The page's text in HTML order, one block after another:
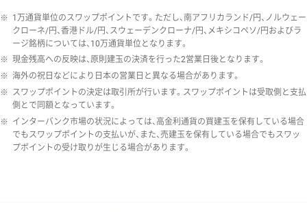
※ 1万通貨単位のスワップポイントです。ただし、南アフリカランド/円、ノルウェー
クローネ/円、香港ドル/円、スウェーデンクローナ/円、メキシコペソ/円およびラ
ージ銘柄については、10万通貨単位となります。
※ 現金残高への反映は、原則建玉の決済を行った2営業日後となります。
※ 海外の祝日などにより日本の営業日と異なる場合があります。
※ スワップポイントの決定は取引所が行います。スワップポイントは受取側と支払
側とで同額となっています。
※ インターバンク市場の状況によっては、高金利通貨の買建玉を保有している場合
でもスワップポイントの支払いが、また、売建玉を保有している場合でもスワッ
プポイントの受け取りが生じる場合があります。